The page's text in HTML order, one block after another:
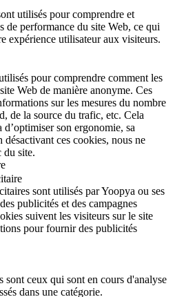
utilisés pour comprendre et
de performance du site Web, ce qui
expérience utilisateur aux visiteurs.
pour comprendre comment les
Web de manière anonyme. Ces
sur les mesures du nombre
de la source du trafic, etc. Cela
son ergonomie, sa
ces cookies, nous ne
du site.
sont utilisés par Yoopya ou ses
publicités et des campagnes
suivent les visiteurs sur le site
pour fournir des publicités
sont ceux qui sont en cours d'analyse
dans une catégorie.